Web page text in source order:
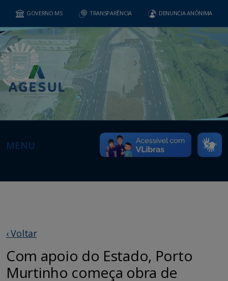
GOVERNO MS TRANSPARÊNCIA DENUNCIA ANÔNIMA
MENU
‹ Voltar
Com apoio do Estado, Porto
Murtinho começa obra de